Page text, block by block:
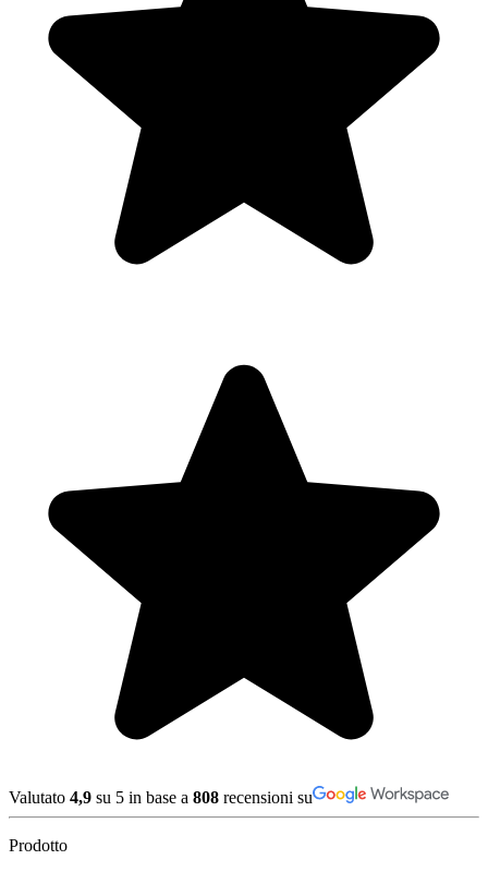
Valutato 4,9 su 5 in base a 808 recensioni su
Prodotto